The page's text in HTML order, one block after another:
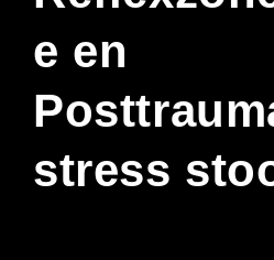
e en
stress